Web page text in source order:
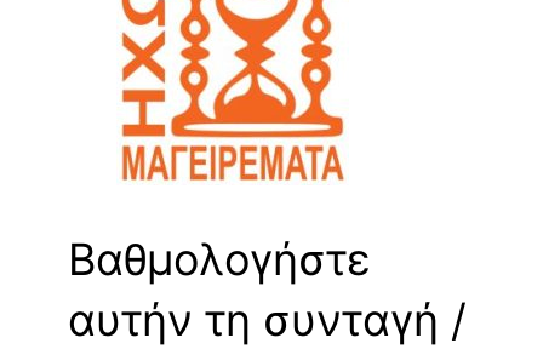
Βαθμολογήστε
αυτήν τη συνταγή /